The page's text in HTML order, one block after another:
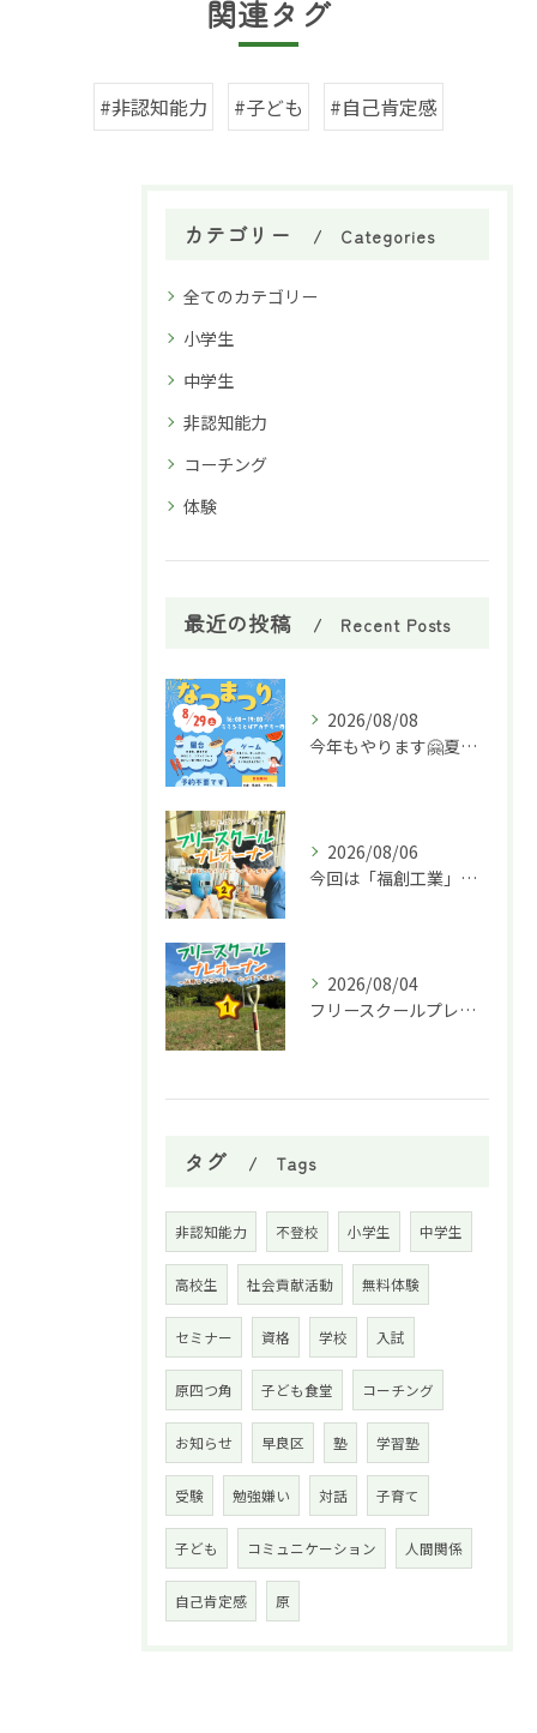
関連タグ
#非認知能力 #子ども #自己肯定感
カテゴリー Categories
全てのカテゴリー
小学生
中学生
非認知能力
コーチング
体験
最近の投稿 Recent Posts
2026/08/08
今年もやります🤗夏祭り🌈
2026/08/06
今回は「福創工業」様へ企業訪問に行ってきました！🏭✨
2026/08/04
フリースクールプレオープン①
タグ Tags
非認知能力 不登校 小学生 中学生
高校生 社会貢献活動 無料体験
セミナー 資格 学校 入試
原四つ角 子ども食堂 コーチング
お知らせ 早良区 塾 学習塾
受験 勉強嫌い 対話 子育て
子ども コミュニケーション 人間関係
自己肯定感 原